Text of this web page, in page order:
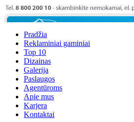
Pradžia
Reklaminiai gaminiai
Top 10
Dizainas
Galerija
Paslaugos
Agentūroms
Apie mus
Karjera
Kontaktai